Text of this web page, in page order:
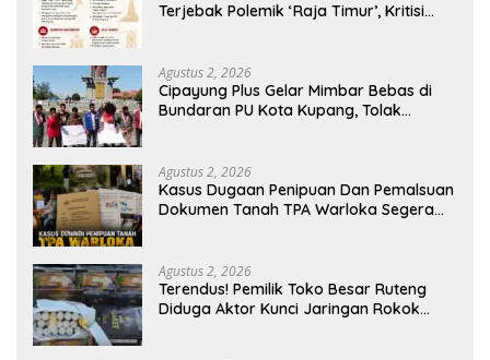
Terjebak Polemik ‘Raja Timur’, Kritisi
Agustus 2, 2026
Cipayung Plus Gelar Mimbar Bebas di
Bundaran PU Kota Kupang, Tolak
Agustus 2, 2026
Kasus Dugaan Penipuan Dan Pemalsuan
Dokumen Tanah TPA Warloka Segera
Memasuki Fase Krusial
Agustus 2, 2026
Terendus! Pemilik Toko Besar Ruteng
Diduga Aktor Kunci Jaringan Rokok